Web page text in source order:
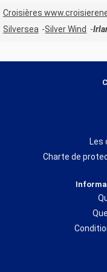
son histoire et de sa
Croisières
Silversea
Silver Wind
Les
Charte de